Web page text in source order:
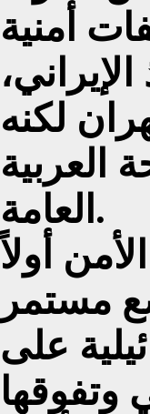
أمنية
لكنه
العربية
العامة.
أولاً
على
وتفوقها